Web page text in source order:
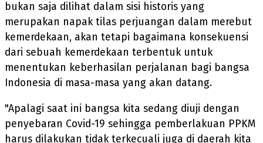
bukan saja dilihat dalam sisi historis yang
merupakan napak tilas perjuangan dalam merebut
kemerdekaan, akan tetapi bagaimana konsekuensi
dari sebuah kemerdekaan terbentuk untuk
menentukan keberhasilan perjalanan bagi bangsa
Indonesia di masa-masa yang akan datang.
"Apalagi saat ini bangsa kita sedang diuji dengan
penyebaran Covid-19 sehingga pemberlakuan PPKM
harus dilakukan tidak terkecuali juga di daerah kita